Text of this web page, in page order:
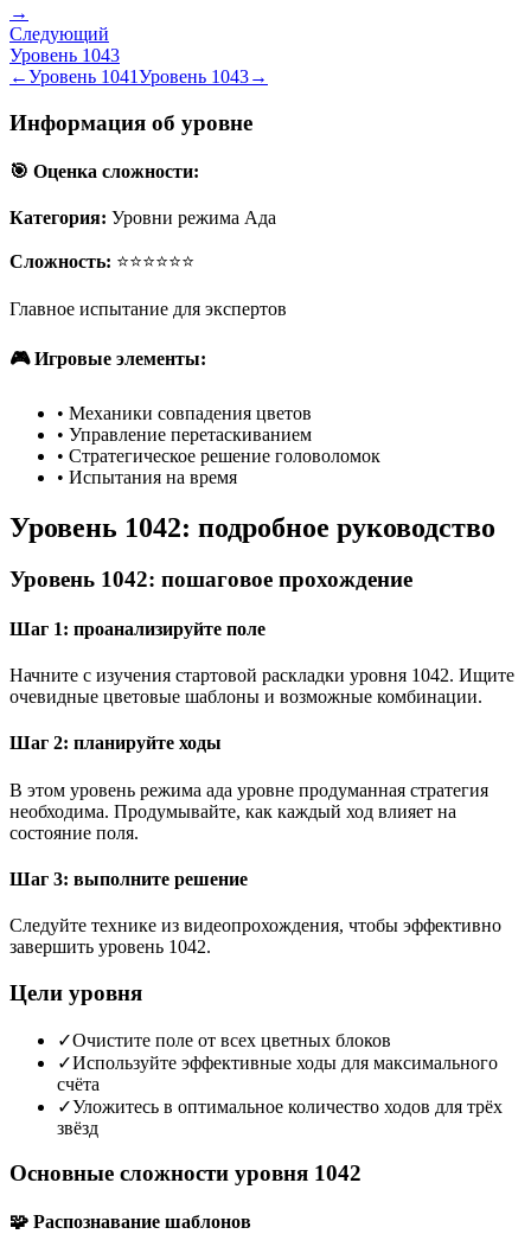
→
Следующий
Уровень 1043
←Уровень 1041Уровень 1043→
Информация об уровне
🎯 Оценка сложности:
Категория: Уровни режима Ада
Сложность: ⭐⭐⭐⭐⭐⭐
Главное испытание для экспертов
🎮 Игровые элементы:
• Механики совпадения цветов
• Управление перетаскиванием
• Стратегическое решение головоломок
• Испытания на время
Уровень 1042: подробное руководство
Уровень 1042: пошаговое прохождение
Шаг 1: проанализируйте поле
Начните с изучения стартовой раскладки уровня 1042. Ищите
очевидные цветовые шаблоны и возможные комбинации.
Шаг 2: планируйте ходы
В этом уровень режима ада уровне продуманная стратегия
необходима. Продумывайте, как каждый ход влияет на
состояние поля.
Шаг 3: выполните решение
Следуйте технике из видеопрохождения, чтобы эффективно
завершить уровень 1042.
Цели уровня
✓Очистите поле от всех цветных блоков
✓Используйте эффективные ходы для максимального
счёта
✓Уложитесь в оптимальное количество ходов для трёх
звёзд
Основные сложности уровня 1042
🧩 Распознавание шаблонов